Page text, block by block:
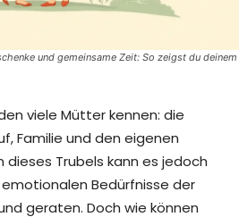
und gemeinsame Zeit: So zeigst du deinem
viele Mütter kennen: die
Familie und den eigenen
dieses Trubels kann es jedoch
Bedürfnisse der
geraten. Doch wie können